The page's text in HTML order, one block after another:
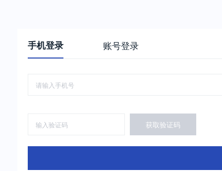
手机登录 账号登录
获取验证码